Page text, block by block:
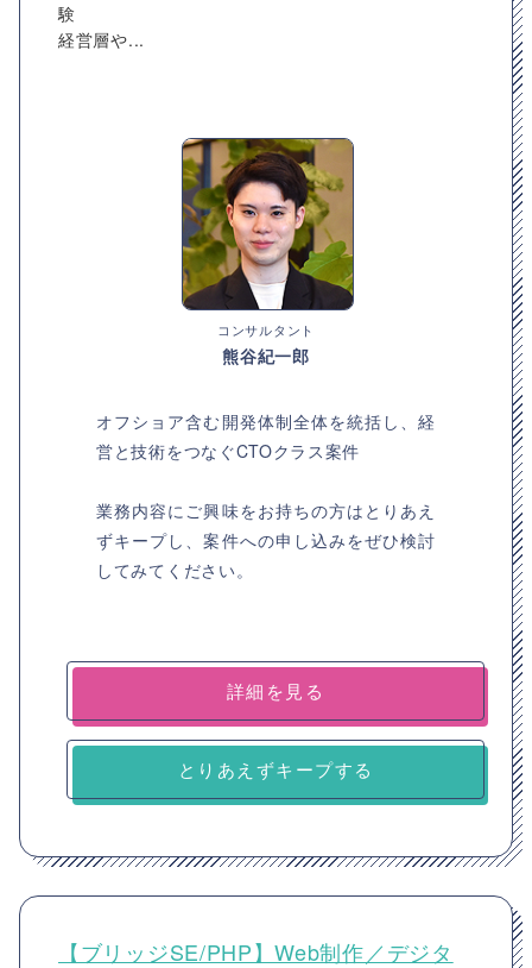
験
経営層や...
コンサルタント
熊谷紀一郎
オフショア含む開発体制全体を統括し、経
営と技術をつなぐCTOクラス案件
業務内容にご興味をお持ちの方はとりあえ
ずキープし、案件への申し込みをぜひ検討
してみてください。
詳細を見る
とりあえずキープする
【ブリッジSE/PHP】Web制作／デジタ